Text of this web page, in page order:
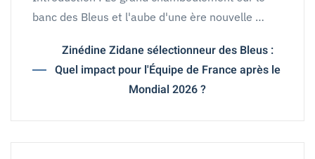
banc des Bleus et l'aube d'une ère nouvelle …
Zinédine Zidane sélectionneur des Bleus :
Quel impact pour l'Équipe de France après le
Mondial 2026 ?